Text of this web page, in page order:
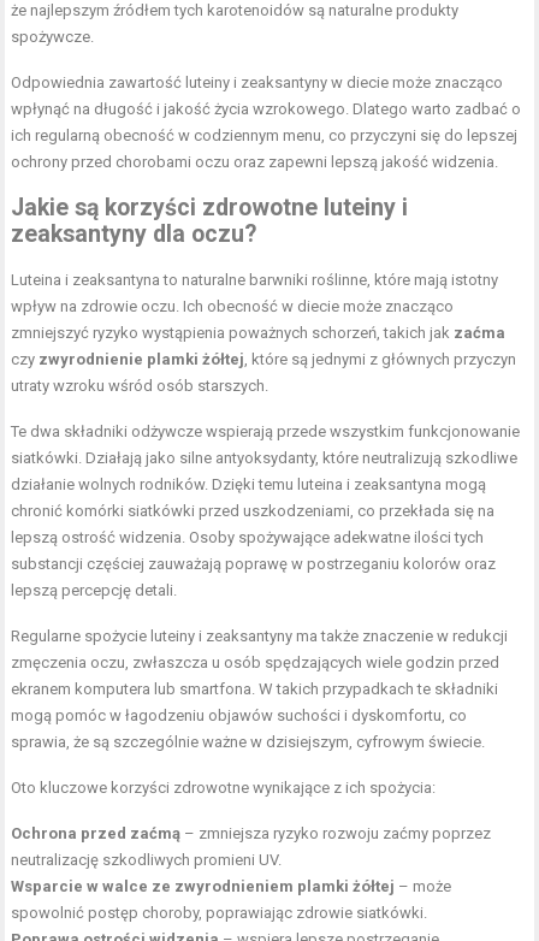
że najlepszym źródłem tych karotenoidów są naturalne produkty
spożywcze.
Odpowiednia zawartość luteiny i zeaksantyny w diecie może znacząco
wpłynąć na długość i jakość życia wzrokowego. Dlatego warto zadbać o
ich regularną obecność w codziennym menu, co przyczyni się do lepszej
ochrony przed chorobami oczu oraz zapewni lepszą jakość widzenia.
Jakie są korzyści zdrowotne luteiny i
zeaksantyny dla oczu?
Luteina i zeaksantyna to naturalne barwniki roślinne, które mają istotny
wpływ na zdrowie oczu. Ich obecność w diecie może znacząco
zmniejszyć ryzyko wystąpienia poważnych schorzeń, takich jak zaćma
czy zwyrodnienie plamki żółtej, które są jednymi z głównych przyczyn
utraty wzroku wśród osób starszych.
Te dwa składniki odżywcze wspierają przede wszystkim funkcjonowanie
siatkówki. Działają jako silne antyoksydanty, które neutralizują szkodliwe
działanie wolnych rodników. Dzięki temu luteina i zeaksantyna mogą
chronić komórki siatkówki przed uszkodzeniami, co przekłada się na
lepszą ostrość widzenia. Osoby spożywające adekwatne ilości tych
substancji częściej zauważają poprawę w postrzeganiu kolorów oraz
lepszą percepcję detali.
Regularne spożycie luteiny i zeaksantyny ma także znaczenie w redukcji
zmęczenia oczu, zwłaszcza u osób spędzających wiele godzin przed
ekranem komputera lub smartfona. W takich przypadkach te składniki
mogą pomóc w łagodzeniu objawów suchości i dyskomfortu, co
sprawia, że są szczególnie ważne w dzisiejszym, cyfrowym świecie.
Oto kluczowe korzyści zdrowotne wynikające z ich spożycia:
Ochrona przed zaćmą – zmniejsza ryzyko rozwoju zaćmy poprzez
neutralizację szkodliwych promieni UV.
Wsparcie w walce ze zwyrodnieniem plamki żółtej – może
spowolnić postęp choroby, poprawiając zdrowie siatkówki.